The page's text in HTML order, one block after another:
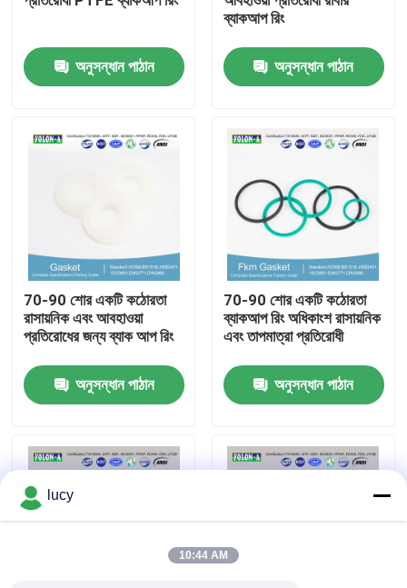
কারখানা ভ্রমণ
মান নিয়ন্ত্রণ
আমাদের সাথে যোগাযোগ করুন
খবর
সব ক্ষেত্রেই
অনুসন্ধান পাঠান
ব্যাকআপ রিং
অনুসন্ধান পাঠান
70-90 শোর একটি কঠোরতা
রাসায়নিক এবং আবহাওয়া
প্রতিরোধের জন্য ব্যাক আপ রিং
অনুসন্ধান পাঠান
70-90 শোর একটি কঠোরতা
ব্যাকআপ রিং অধিকাংশ রাসায়নিক
এবং তাপমাত্রা প্রতিরোধী
অনুসন্ধান পাঠান
lucy
10:44 AM